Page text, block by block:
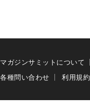
マガジンサミットについて
各種問い合わせ
利用規約